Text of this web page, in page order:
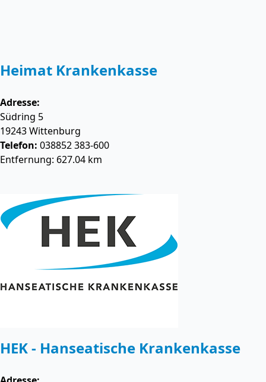
Heimat Krankenkasse
Adresse:
Südring 5
19243Wittenburg
Telefon: 038852 383-600
Entfernung: 627.04 km
HEK - Hanseatische Krankenkasse